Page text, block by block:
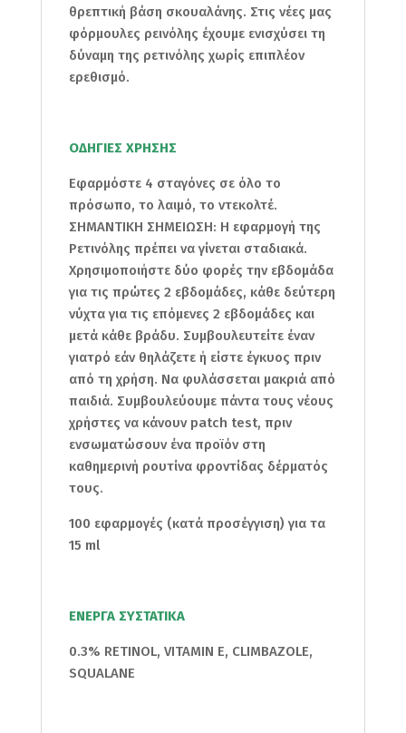
θρεπτική βάση σκουαλάνης. Στις νέες μας
φόρμουλες ρεινόλης έχουμε ενισχύσει τη
δύναμη της ρετινόλης χωρίς επιπλέον
ερεθισμό.
ΟΔΗΓΙΕΣ ΧΡΗΣΗΣ
Εφαρμόστε 4 σταγόνες σε όλο το
πρόσωπο, το λαιμό, το ντεκολτέ.
ΣΗΜΑΝΤΙΚΗ ΣΗΜΕΙΩΣΗ: Η εφαρμογή της
Ρετινόλης πρέπει να γίνεται σταδιακά.
Χρησιμοποιήστε δύο φορές την εβδομάδα
για τις πρώτες 2 εβδομάδες, κάθε δεύτερη
νύχτα για τις επόμενες 2 εβδομάδες και
μετά κάθε βράδυ. Συμβουλευτείτε έναν
γιατρό εάν θηλάζετε ή είστε έγκυος πριν
από τη χρήση. Να φυλάσσεται μακριά από
παιδιά. Συμβουλεύουμε πάντα τους νέους
χρήστες να κάνουν patch test, πριν
ενσωματώσουν ένα προϊόν στη
καθημερινή ρουτίνα φροντίδας δέρματός
τους.
100 εφαρμογές (κατά προσέγγιση) για τα
15 ml
ΕΝΕΡΓΑ ΣΥΣΤΑΤΙΚΑ
0.3% RETINOL, VITAMIN E, CLIMBAZOLE,
SQUALANE